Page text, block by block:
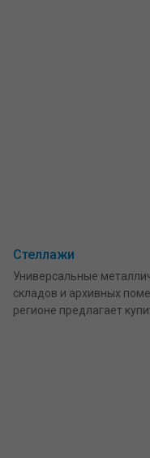
Стеллажи
Универсальные
складов и архивных
регионе предлагает